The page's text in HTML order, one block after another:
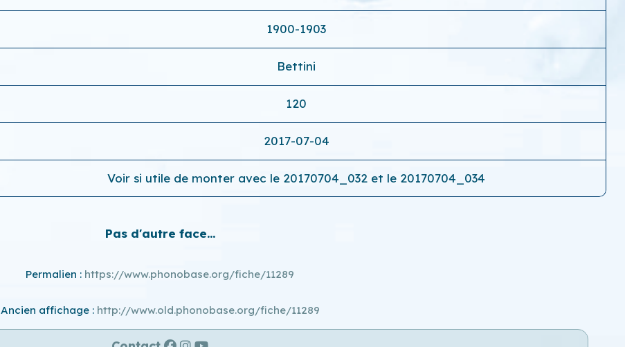
1900-1903
Bettini
120
2017-07-04
Voir si utile de monter avec le 20170704_032 et le 20170704_034
Pas d'autre face...
Permalien : https://www.phonobase.org/fiche/11289
Ancien affichage : http://www.old.phonobase.org/fiche/11289